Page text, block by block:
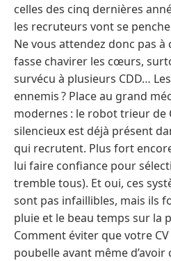
celles des cinq dernières
les recruteurs vont se
Ne vous attendez donc pas
fasse chavirer les cœurs,
survécu à plusieurs CDD…
ennemis ? Place au grand
modernes : le robot trieur de
silencieux est déjà présent
qui recrutent. Plus fort
lui faire confiance pour
tremble tous). Et oui, ces
sont pas infaillibles, mais ils
pluie et le beau temps sur la
Comment éviter que votre
poubelle avant même d’avoir